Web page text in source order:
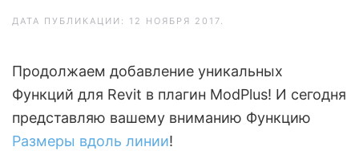
ДАТА ПУБЛИКАЦИИ: 12 НОЯБРЯ 2017.
Продолжаем добавление уникальных
Функций для Revit в плагин ModPlus! И сегодня
представляю вашему вниманию Функцию
Размеры вдоль линии!